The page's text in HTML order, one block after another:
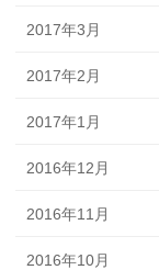
2017年3月
2017年2月
2017年1月
2016年12月
2016年11月
2016年10月